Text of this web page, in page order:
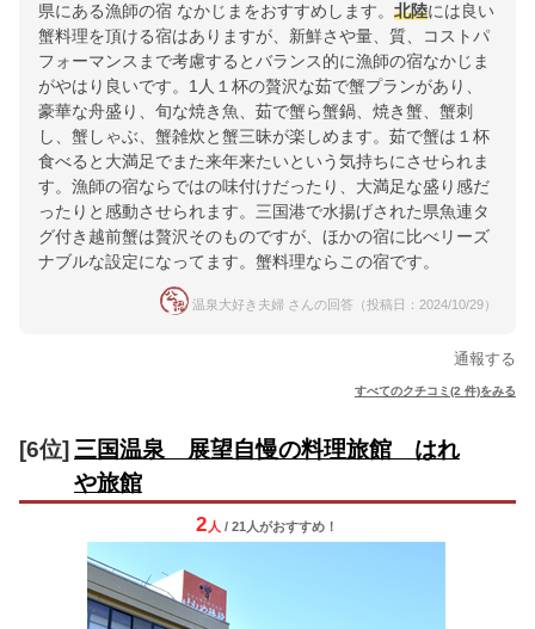
県にある漁師の宿 なかじまをおすすめします。 北陸には良い
蟹料理を頂ける宿はありますが、新鮮さや量、質、コストパ
フォーマンスまで考慮するとバランス的に漁師の宿なかじま
がやはり良いです。1人１杯の贅沢な茹で蟹プランがあり、
豪華な舟盛り、旬な焼き魚、茹で蟹ら蟹鍋、焼き蟹、蟹刺
し、蟹しゃぶ、蟹雑炊と蟹三昧が楽しめます。茹で蟹は１杯
食べると大満足でまた来年来たいという気持ちにさせられま
す。漁師の宿ならではの味付けだったり、大満足な盛り感だ
ったりと感動させられます。三国港で水揚げされた県魚連タ
グ付き越前蟹は贅沢そのものですが、ほかの宿に比べリーズ
ナブルな設定になってます。蟹料理ならこの宿です。
温泉大好き夫婦 さんの回答（投稿日：2024/10/29）
通報する
すべてのクチコミ(2 件)をみる
[6位] 三国温泉 展望自慢の料理旅館 はれ
や旅館
2 人 / 21人がおすすめ！